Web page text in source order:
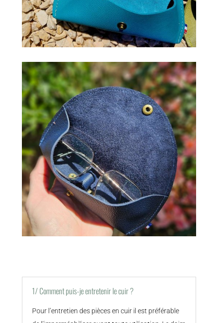
1/ Comment puis-je entretenir le cuir ?
Pour l’entretien des pièces en cuir il est préférable